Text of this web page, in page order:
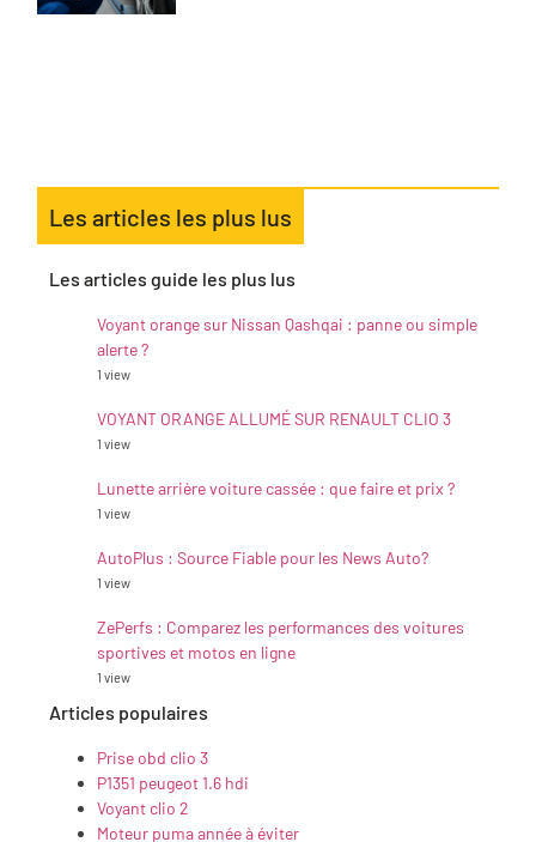
Les articles les plus lus
Les articles guide les plus lus
Voyant orange sur Nissan Qashqai : panne ou simple
alerte ?
1 view
VOYANT ORANGE ALLUMÉ SUR RENAULT CLIO 3
1 view
Lunette arrière voiture cassée : que faire et prix ?
1 view
AutoPlus : Source Fiable pour les News Auto?
1 view
ZePerfs : Comparez les performances des voitures
sportives et motos en ligne
1 view
Articles populaires
Prise obd clio 3
P1351 peugeot 1.6 hdi
Voyant clio 2
Moteur puma année à éviter